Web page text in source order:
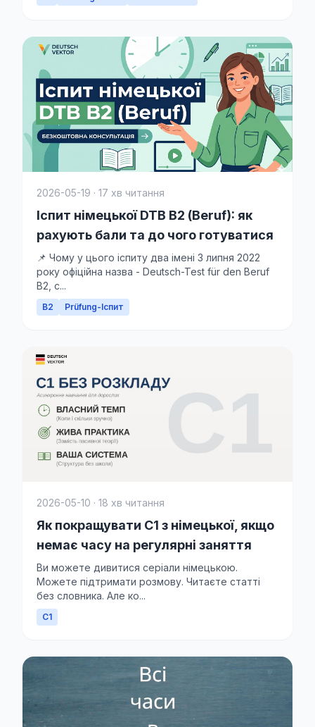
2026-05-19 · 17 хв читання
Іспит німецької DTB B2 (Beruf): як
рахують бали та до чого готуватися
📌 Чому у цього іспиту два імені З липня 2022
року офіційна назва - Deutsch-Test für den Beruf
B2, с...
B2 Prüfung-Іспит
2026-05-10 · 18 хв читання
Як покращувати C1 з німецької, якщо
немає часу на регулярні заняття
Ви можете дивитися серіали німецькою.
Можете підтримати розмову. Читаєте статті
без словника. Але ко...
C1